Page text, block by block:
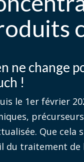
ne change
!
le 1er février
Que cela
du traitement de